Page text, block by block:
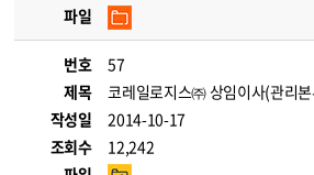
파일
번호
57
제목
코레일로지스㈜ 상임이사(관리
작성일
2014-10-17
조회수
12,242